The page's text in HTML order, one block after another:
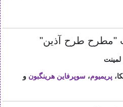
"مطرح طرح آذین"
لمینت
، پریمیوم، سوپرفاین هرینگبون و